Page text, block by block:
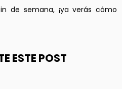
de semana, ¡ya verás cómo
ESTE POST